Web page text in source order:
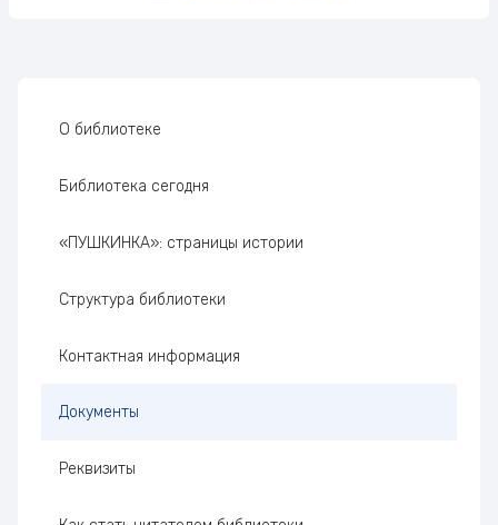
О библиотеке
Библиотека сегодня
«ПУШКИНКА»: страницы истории
Структура библиотеки
Контактная информация
Документы
Реквизиты